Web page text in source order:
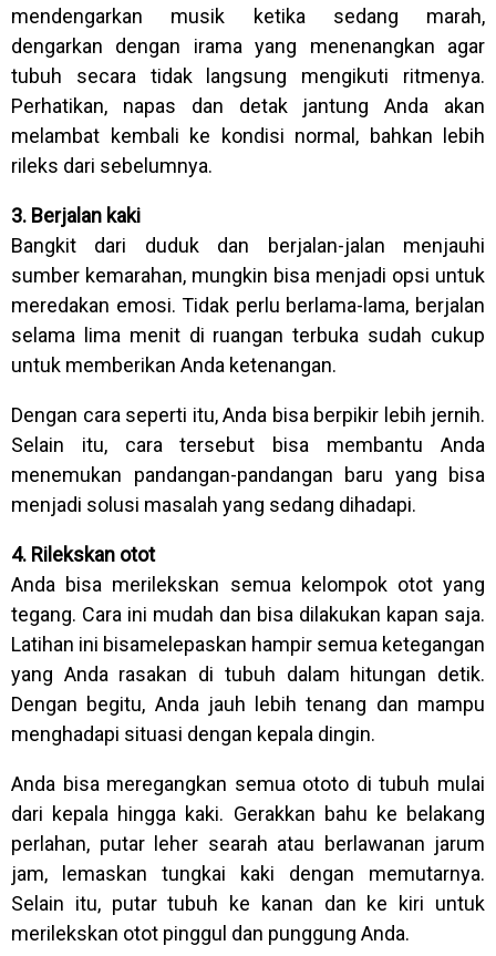
mendengarkan musik ketika sedang marah,
dengarkan dengan irama yang menenangkan agar
tubuh secara tidak langsung mengikuti ritmenya.
Perhatikan, napas dan detak jantung Anda akan
melambat kembali ke kondisi normal, bahkan lebih
rileks dari sebelumnya.
3. Berjalan kaki
Bangkit dari duduk dan berjalan-jalan menjauhi
sumber kemarahan, mungkin bisa menjadi opsi untuk
meredakan emosi. Tidak perlu berlama-lama, berjalan
selama lima menit di ruangan terbuka sudah cukup
untuk memberikan Anda ketenangan.
Dengan cara seperti itu, Anda bisa berpikir lebih jernih.
Selain itu, cara tersebut bisa membantu Anda
menemukan pandangan-pandangan baru yang bisa
menjadi solusi masalah yang sedang dihadapi.
4. Rilekskan otot
Anda bisa merilekskan semua kelompok otot yang
tegang. Cara ini mudah dan bisa dilakukan kapan saja.
Latihan ini bisamelepaskan hampir semua ketegangan
yang Anda rasakan di tubuh dalam hitungan detik.
Dengan begitu, Anda jauh lebih tenang dan mampu
menghadapi situasi dengan kepala dingin.
Anda bisa meregangkan semua ototo di tubuh mulai
dari kepala hingga kaki. Gerakkan bahu ke belakang
perlahan, putar leher searah atau berlawanan jarum
jam, lemaskan tungkai kaki dengan memutarnya.
Selain itu, putar tubuh ke kanan dan ke kiri untuk
merilekskan otot pinggul dan punggung Anda.